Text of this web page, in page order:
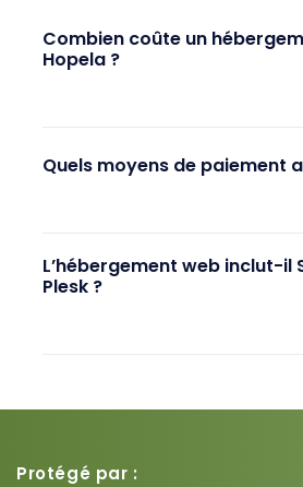
Combien coûte un
Hopela ?
Quels moyens de paiement
L’hébergement web inclut-il
Plesk ?
Protégé par :